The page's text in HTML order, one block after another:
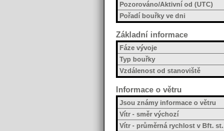
Pozorováno/Aktivní od (UTC)
Pořadí bouřky ve dni
Základní informace
Fáze vývoje
Typ bouřky
Vzdálenost od stanoviště
Informace o větru
Jsou známy informace o větru
Vítr - směr výchozí
Vítr - průměrná rychlost v Bft. st.